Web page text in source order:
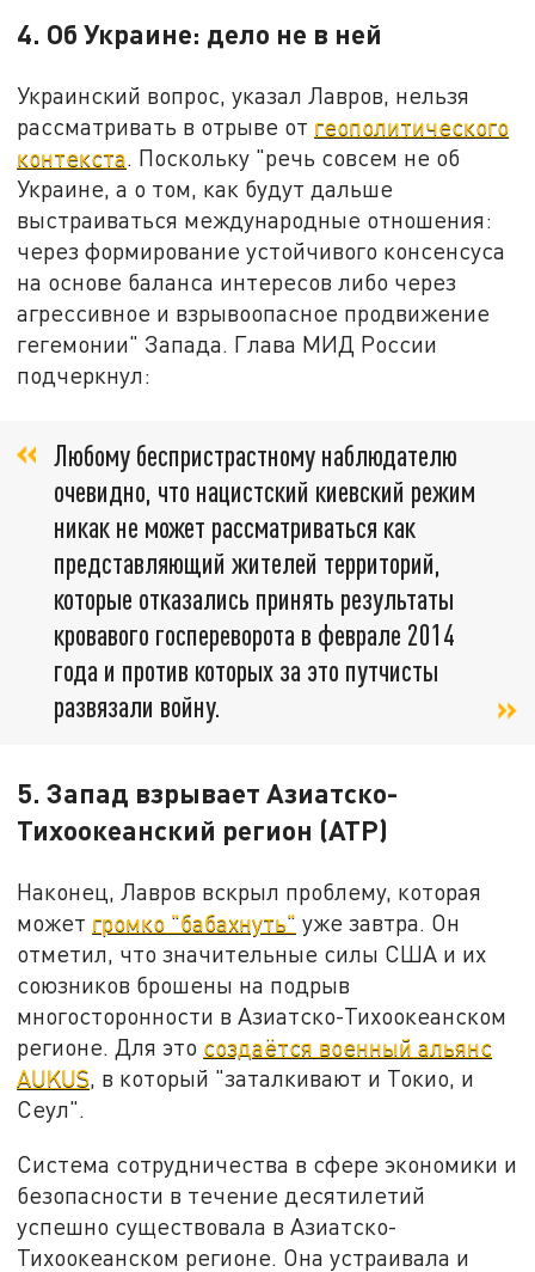
4. Об Украине: дело не в ней
Украинский вопрос, указал Лавров, нельзя
рассматривать в отрыве от геополитического
контекста . Поскольку "речь совсем не об
Украине, а о том, как будут дальше
выстраиваться международные отношения:
через формирование устойчивого консенсуса
на основе баланса интересов либо через
агрессивное и взрывоопасное продвижение
гегемонии" Запада. Глава МИД России
подчеркнул:
Любому беспристрастному наблюдателю
очевидно, что нацистский киевский режим
никак не может рассматриваться как
представляющий жителей территорий,
которые отказались принять результаты
кровавого госпереворота в феврале 2014
года и против которых за это путчисты
развязали войну.
5. Запад взрывает Азиатско-
Тихоокеанский регион (АТР)
Наконец, Лавров вскрыл проблему, которая
может громко "бабахнуть" уже завтра. Он
отметил, что значительные силы США и их
союзников брошены на подрыв
многосторонности в Азиатско-Тихоокеанском
регионе. Для это создаётся военный альянс
AUKUS, в который "заталкивают и Токио, и
Сеул".
Система сотрудничества в сфере экономики и
безопасности в течение десятилетий
успешно существовала в Азиатско-
Тихоокеанском регионе. Она устраивала и